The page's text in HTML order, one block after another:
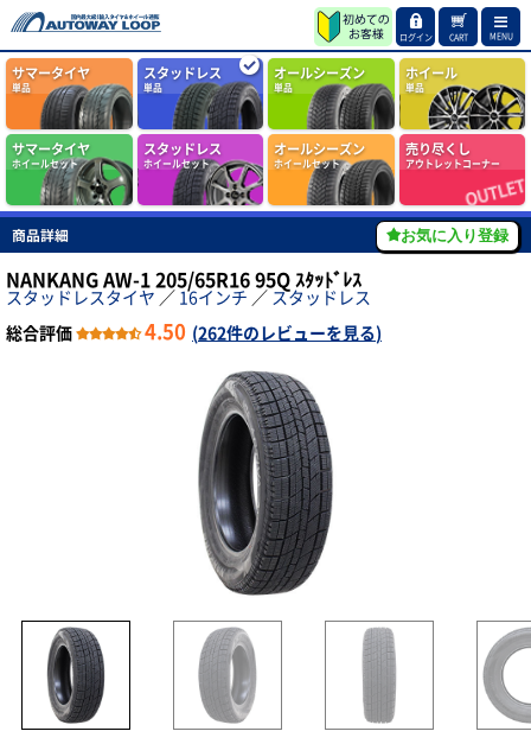
ログイン CART MENU
サマータイヤ
単品
スタッドレス
単品
オールシーズン
単品
ホイール
単品
サマータイヤ
ホイールセット
スタッドレス
ホイールセット
オールシーズン
ホイールセット
売り尽くし
アウトレットコーナー
商品詳細 お気に入り登録
NANKANG AW-1 205/65R16 95Q ｽﾀｯﾄﾞﾚｽ
スタッドレスタイヤ ／ 16インチ ／ スタッドレス
総合評価
4.50 (262件のレビューを見る)